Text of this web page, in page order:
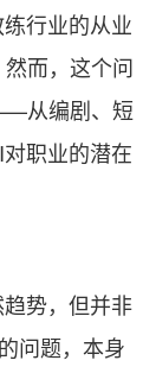
行业的从业
而，这个问
从编剧、短
职业的潜在
势，但并非
问题，本身